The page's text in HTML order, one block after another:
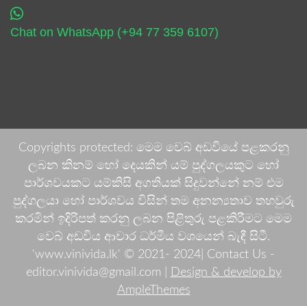
Chat on WhatsApp (+94 77 359 6107)
Copyrights protected: මෙම වෙබ් අඩවියේ පළකරනු
ලබන කිනම් හෝ දෙයකින් යම් පුද්ගලයකුට හෝ
පාර්ශවයකට යම්කිසි අගතියක් සිදුවන්නේ නම් එම
පුද්ගලයා හෝ පාර්ශවය විසින් තම අනන්‍යතාව තහවුරු
කරමින් ඉදිරිපත් කරනු ලබන පිළිතුරු පළකිරීමට මෙම
වෙබ් අඩවිය ආචාර ධර්මීය වශයෙන් බැඳී සිටී.
'www.vinivida.lk' © 2021- 2024| Contact Us -
editor.vinivida@gmail.com |
Design & develop by
AmpleThemes